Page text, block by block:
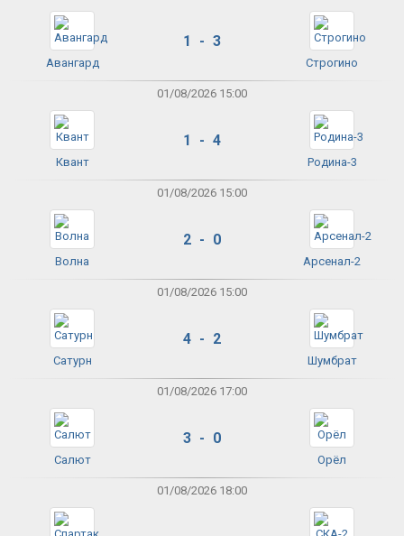
Авангард
1 - 3
Строгино
01/08/2026 15:00
Квант
1 - 4
Родина-3
01/08/2026 15:00
Волна
2 - 0
Арсенал-2
01/08/2026 15:00
Сатурн
4 - 2
Шумбрат
01/08/2026 17:00
Салют
3 - 0
Орёл
01/08/2026 18:00